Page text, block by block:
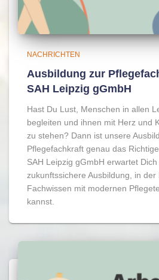
NACHRICHTEN
Ausbildung zur
SAH Leipzig gGmbH
Hast Du Lust, Menschen in allen
begleiten und ihnen mit Herz und
zu stehen? Dann ist unsere
Pflegefachkraft genau das
SAH Leipzig gGmbH erwartet
zukunftssichere Ausbildung, in der
Fachwissen mit modernen
kannst.